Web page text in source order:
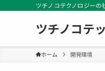
ツチノコテクノロジーの
ツチノコテ
ホーム 開発環境